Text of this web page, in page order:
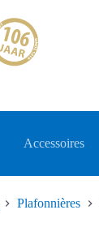
Accessoires
Plafonnières